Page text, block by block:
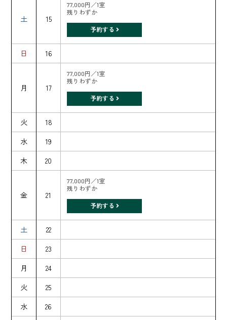
土 15
77,000円／1室
残りわずか
予約する
日 16
月 17
77,000円／1室
残りわずか
予約する
火
18
水
19
木
20
金 21
77,000円／1室
残りわずか
予約する
土
22
日
23
月
24
火
25
水
26